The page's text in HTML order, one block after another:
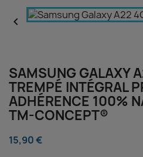

SAMSUNG GALAXY
TREMPÉ INTÉGRAL
ADHÉRENCE 100%
TM-CONCEPT®
15,90 €